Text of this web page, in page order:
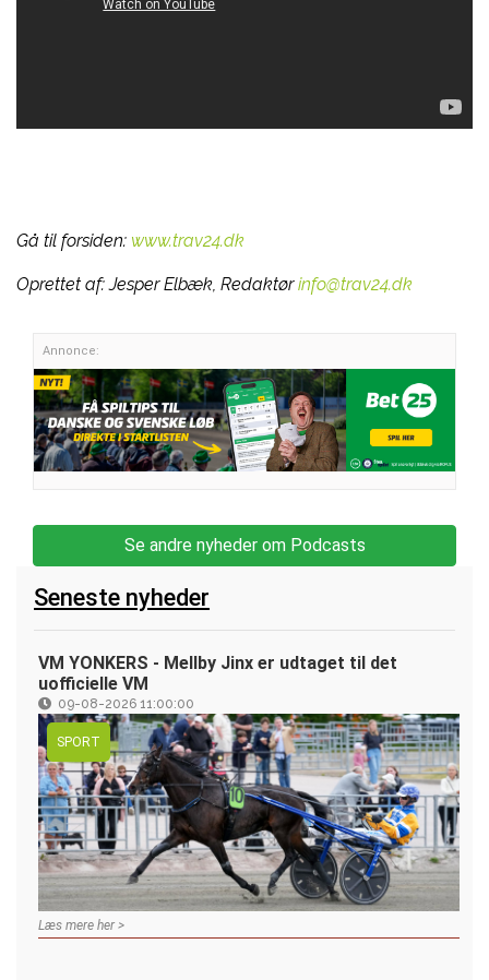
Gå til forsiden: www.trav24.dk
Oprettet af:Jesper Elbæk, Redaktør info@trav24.dk
Annonce:
Se andre nyheder om Podcasts
Seneste nyheder
VM YONKERS - Mellby Jinx er udtaget til det
uofficielle VM
09-08-2026 11:00:00
SPORT
Læs mere her >